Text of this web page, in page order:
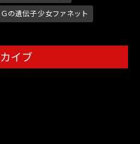
Ｇの遺伝子 少女ファネット
イブ